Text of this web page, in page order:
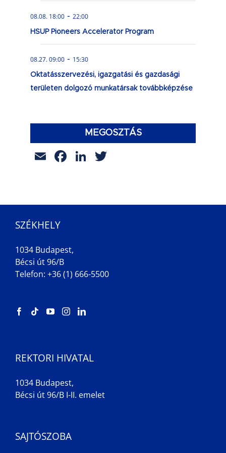
08.08. 18:00 - 22:00
HSUP Pioneers Accelerator Program
08.27. 09:00 - 15:30
Oktatásszervezési, igazgatási és gazdasági
területen dolgozó munkatársak továbbképzése
MEGOSZTÁS
EmailFacebook
LinkedIn
SZÉKHELY
1034 Budapest,
Bécsi út 96/B
Telefon: +36 (1) 666-5500
REKTORI HIVATAL
1034 Budapest,
Bécsi út 96/B I-II. emelet
SAJTÓSZOBA